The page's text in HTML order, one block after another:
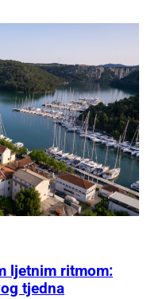
ljetnim ritmom:
tjedna